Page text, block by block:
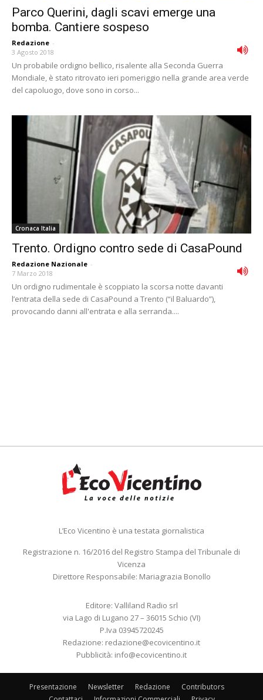
Parco Querini, dagli scavi emerge una
bomba. Cantiere sospeso
Redazione -
3 Agosto 2018
Un probabile ordigno bellico, risalente alla Seconda Guerra
Mondiale, è stato ritrovato ieri pomeriggio nella grande area verde
del capoluogo, dove sono in corso...
Cronaca Italia
Trento. Ordigno contro sede di CasaPound
Redazione Nazionale -
7 Marzo 2018
Un ordigno rudimentale è scoppiato la scorsa notte davanti
l’entrata della sede di CasaPound a Trento (“il Baluardo”),
provocando danni all'entrata e alla serranda....
L’Eco Vicentino è una testata giornalistica
Registrazione n. 16/2016 del Registro Stampa del Tribunale di
Vicenza
Direttore Responsabile: Mariagrazia Bonollo
Editore: Valliland Radio srl
via Lago di Lugano 27 – 36015 Schio (VI)
P.Iva 03945720245
Redazione: redazione@ecovicentino.it
Pubblicità: info@ecovicentino.it
Presentazione Newsletter Redazione
Contributors